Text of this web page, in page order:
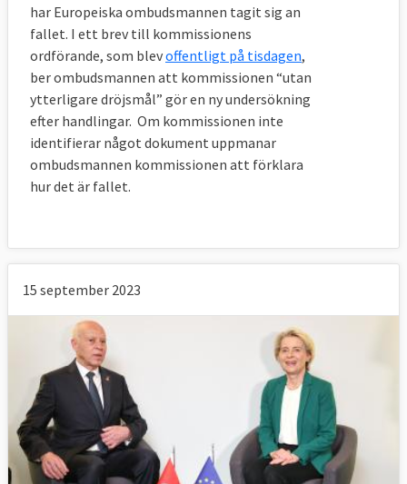
har Europeiska ombudsmannen tagit sig an
fallet. I ett brev till kommissionens
ordförande, som blevoffentligt på tisdagen,
ber ombudsmannen att kommissionen “utan
ytterligare dröjsmål” gör en ny undersökning
efter handlingar. Om kommissionen inte
identifierar något dokument uppmanar
ombudsmannen kommissionen att förklara
hur det är fallet.
15 september 2023